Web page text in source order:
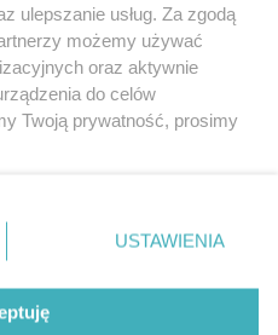
by GOD
ulepszanie usług. Za zgodą
możemy używać
oraz aktywnie
do celów
Twoją prywatność, prosimy
lewym dolnym rogu strony
danych nie wymagają
będą miały
USTAWIENIA